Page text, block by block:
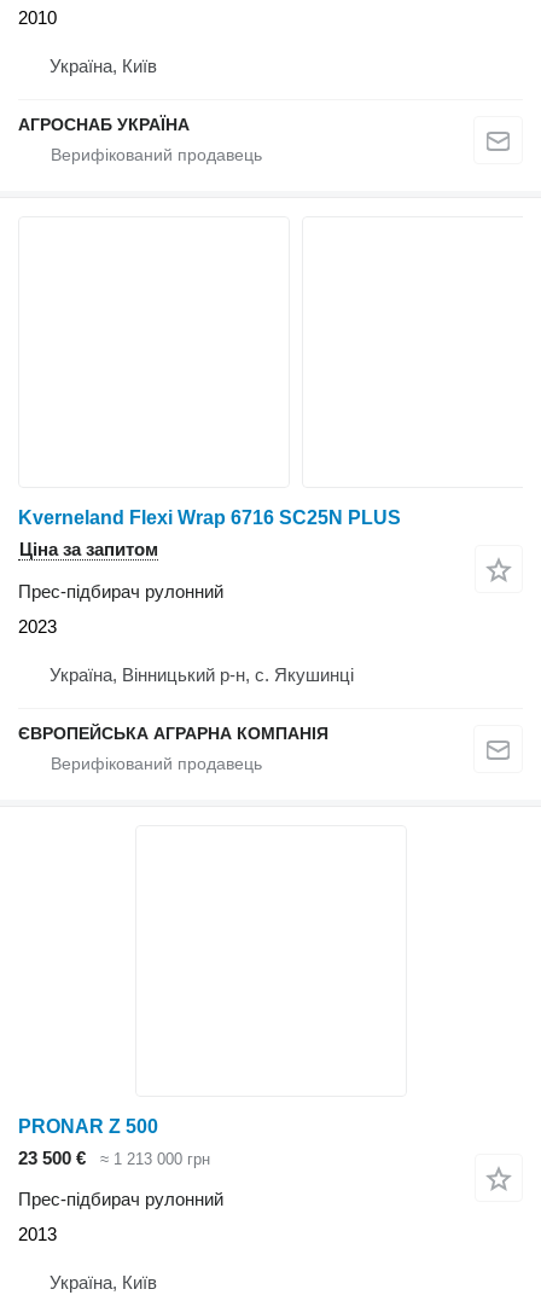
2010
Україна, Київ
АГРОСНАБ УКРАЇНА
Kverneland Flexi Wrap 6716 SC25N PLUS
Ціна за запитом
Прес-підбирач рулонний
2023
Україна, Вінницький р-н, с. Якушинці
ЄВРОПЕЙСЬКА АГРАРНА КОМПАНІЯ
PRONAR Z 500
23 500 €
≈ 1 213 000 грн
Прес-підбирач рулонний
2013
Україна, Київ